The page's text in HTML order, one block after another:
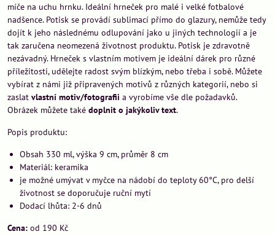
míče na uchu hrnku. Ideální hrneček pro malé i velké fotbalové
nadšence. Potisk se provádí sublimací přímo do glazury, nemůže tedy
dojít k jeho následnému odlupování jako u jiných technologií a je
tak zaručena neomezená životnost produktu. Potisk je zdravotně
nezávadný. Hrneček s vlastním motivem je ideální dárek pro různé
příležitosti, udělejte radost svým blízkým, nebo třeba i sobě. Můžete
vybírat z námi již připravených motivů z různých kategorií, nebo si
zaslat vlastní motiv/fotografii a vyrobíme vše dle požadavků.
Obrázek můžete také doplnit o jakýkoliv text.
Popis produktu:
Obsah 330 ml, výška 9 cm, průměr 8 cm
Materiál: keramika
je možné umývat v myčce na nádobí do teploty 60°C, pro delší
životnost se doporučuje ruční mytí
Dodací lhůta: 2-6 dnů
Cena: od 190 Kč